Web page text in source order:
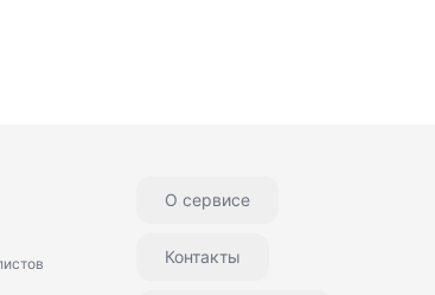
О сервисе
Контакты